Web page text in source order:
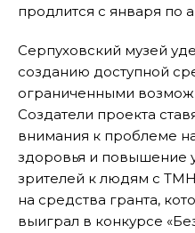
продлится с января по
Серпуховский музей
созданию доступной
ограниченными
Создатели проекта
внимания к проблеме
здоровья и повышение
зрителей к людям с
на средства гранта,
выиграл в конкурсе